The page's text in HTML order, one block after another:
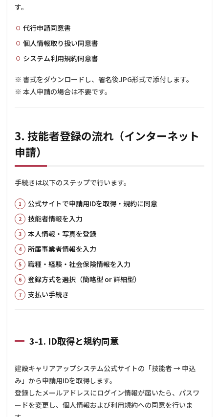
す。
代行申請同意書
個人情報取り扱い同意書
システム利用規約同意書
※ 書式をダウンロードし、署名後JPG形式で添付します。
※ 本人申請の場合は不要です。
3. 技能者登録の流れ（インターネット
申請）
手続きは以下のステップで行います。
公式サイトで申請用IDを取得・規約に同意
技能者情報を入力
本人情報・写真を登録
所属事業者情報を入力
職種・経験・社会保険情報を入力
登録方式を選択（簡略型 or 詳細型）
支払い手続き
3-1. ID取得と規約同意
建設キャリアアップシステム公式サイトの「技能者 → 申込
み」から申請用IDを取得します。
登録したメールアドレスにログイン情報が届いたら、パスワ
ードを変更し、個人情報および利用規約への同意を行いま